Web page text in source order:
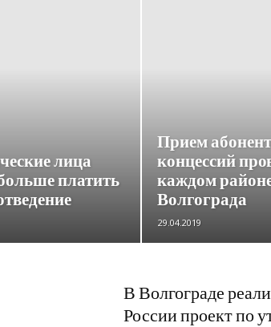
лица
платить
Прием
концессий
каждом
Волгограда
29.04.2019
В Волгограде
России проект по